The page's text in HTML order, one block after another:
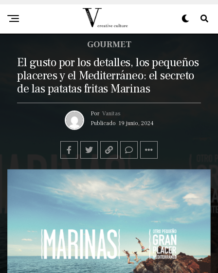
GOURMET
El gusto por los detalles, los pequeños
placeres y el Mediterráneo: el secreto
de las patatas fritas Marinas
Por Vanitas
Publicado 19 junio, 2024